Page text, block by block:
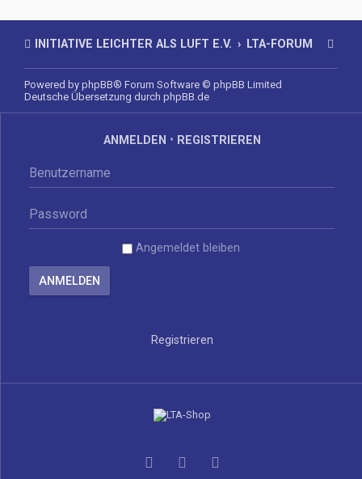
INITIATIVE LEICHTER ALS LUFT E.V. LTA-FORUM
Powered by phpBB® Forum Software © phpBB Limited
Deutsche Übersetzung durch phpBB.de
ANMELDEN • REGISTRIEREN
Angemeldet bleiben
Registrieren